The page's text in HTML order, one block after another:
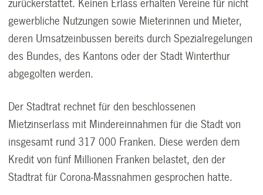
zurückerstattet. Keinen Erlass erhalten Vereine für nicht
gewerbliche Nutzungen sowie Mieterinnen und Mieter,
deren Umsatzeinbussen bereits durch Spezialregelungen
des Bundes, des Kantons oder der Stadt Winterthur
abgegolten werden.
Der Stadtrat rechnet für den beschlossenen
Mietzinserlass mit Mindereinnahmen für die Stadt von
insgesamt rund 317 000 Franken. Diese werden dem
Kredit von fünf Millionen Franken belastet, den der
Stadtrat für Corona-Massnahmen gesprochen hatte.